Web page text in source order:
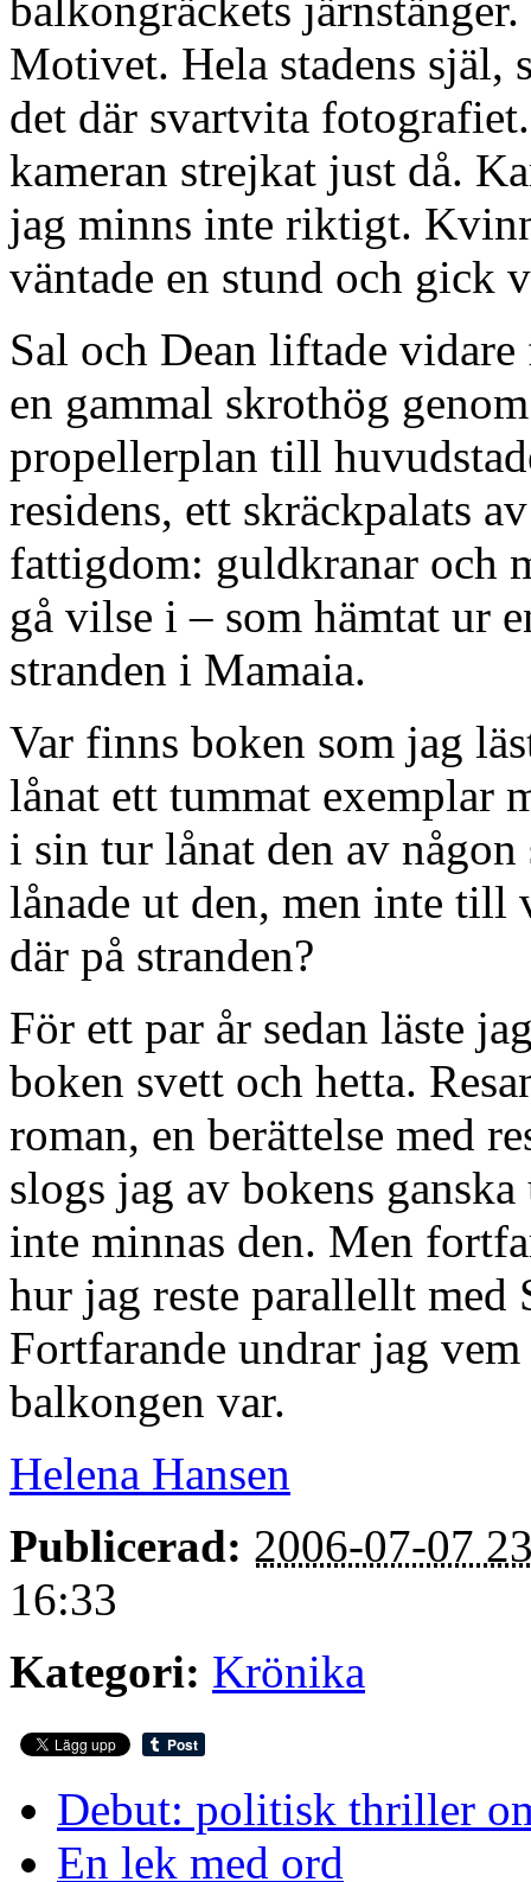
balkongräckets
Motivet. Hela stadens själ,
det där svartvita
kameran strejkat just då.
jag minns inte riktigt.
väntade en stund och gick
Sal och Dean liftade
en gammal skrothög
propellerplan till
residens, ett skräckpalats
fattigdom: guldkranar och
gå vilse i – som hämtat ur
stranden i Mamaia.
Var finns boken som jag
lånat ett tummat exemplar
i sin tur lånat den av
lånade ut den, men inte till
där på stranden?
För ett par år sedan läste
boken svett och hetta.
roman, en berättelse med
slogs jag av bokens
inte minnas den. Men
hur jag reste parallellt med
Fortfarande undrar jag
balkongen var.
Helena Hansen
Publicerad: 2006-07-07
16:33
Kategori: Krönika
Debut: politisk thriller
En lek med ord